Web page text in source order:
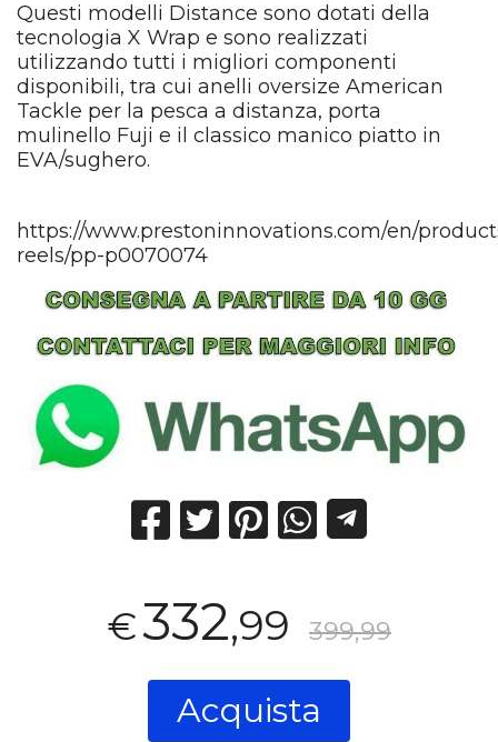
Questi modelli Distance sono dotati della
tecnologia X Wrap e sono realizzati
utilizzando tutti i migliori componenti
disponibili, tra cui anelli oversize American
Tackle per la pesca a distanza, porta
mulinello Fuji e il classico manico piatto in
EVA/sughero.
https://www.prestoninnovations.com/en/
reels/pp-p0070074
€332,99 399,99
Acquista